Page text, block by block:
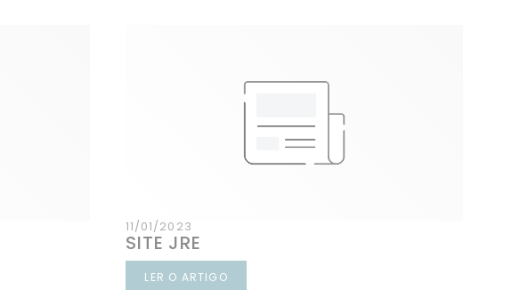
11/01/2023
SITE JRE
LER O ARTIGO((ABRE NUMA NOVA JANELA))